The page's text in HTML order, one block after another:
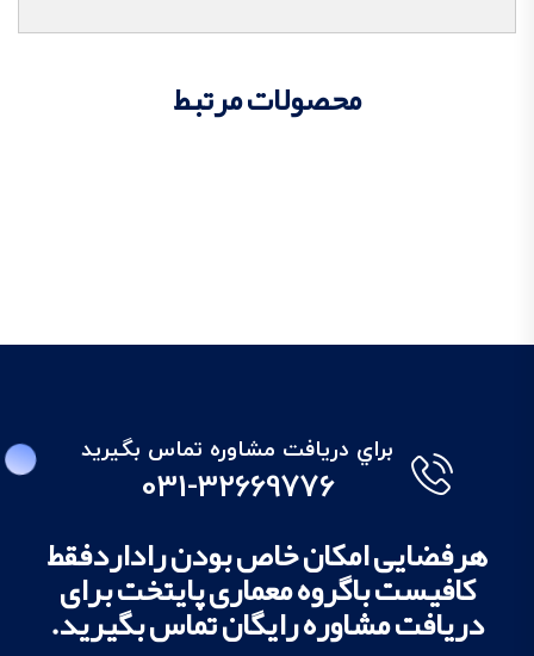
محصولات مرتبط
براي دريافت مشاوره تماس بگيريد
031-32669776
هرفضایی امکان خاص بودن راداردفقط
کافیست باگروه معماری پایتخت برای
دریافت مشاوره رایگان تماس بگیرید.